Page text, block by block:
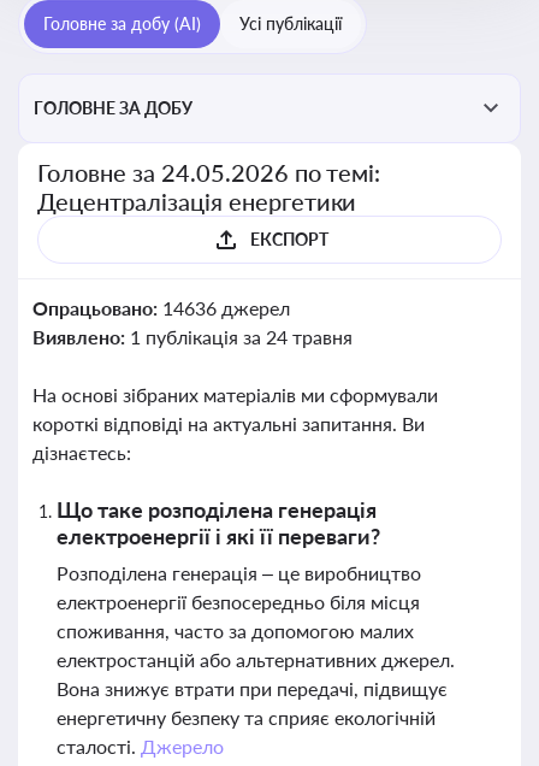
втрат при транспортуванні енергії та стимулювання
розвитку відновлюваних джерел
Головне за добу (AI) Усі публікації
ГОЛОВНЕ ЗА ДОБУ
Головне за 24.05.2026 по темі:
Децентралізація енергетики
ЕКСПОРТ
Опрацьовано: 14636 джерел
Виявлено: 1 публікація за 24 травня
На основі зібраних матеріалів ми сформували
короткі відповіді на актуальні запитання. Ви
дізнаєтесь:
Що таке розподілена генерація
електроенергії і які її переваги?
Розподілена генерація – це виробництво
електроенергії безпосередньо біля місця
споживання, часто за допомогою малих
електростанцій або альтернативних джерел.
Вона знижує втрати при передачі, підвищує
енергетичну безпеку та сприяє екологічній
сталості. Джерело